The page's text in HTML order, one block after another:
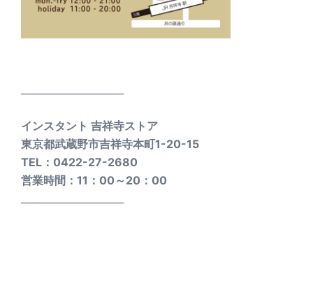
インスタント 吉祥寺ストア
東京都武蔵野市吉祥寺本町1-20-15
TEL：0422-27-2680
営業時間：11：00～20：00